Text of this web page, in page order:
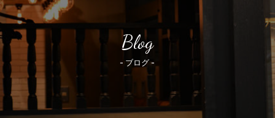
Blog
- ブログ -